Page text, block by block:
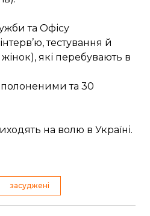
та Офісу
тестування й
які перебувають в
полоненими та 30
на волю в Україні.
засуджені